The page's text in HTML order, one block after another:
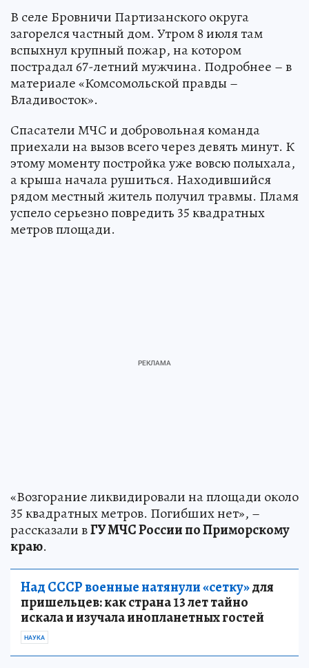
В селе Бровничи Партизанского округа
загорелся частный дом. Утром 8 июля там
вспыхнул крупный пожар, на котором
пострадал 67-летний мужчина. Подробнее – в
материале «Комсомольской правды –
Владивосток».
Спасатели МЧС и добровольная команда
приехали на вызов всего через девять минут. К
этому моменту постройка уже вовсю полыхала,
а крыша начала рушиться. Находившийся
рядом местный житель получил травмы. Пламя
успело серьезно повредить 35 квадратных
метров площади.
«Возгорание ликвидировали на площади около
35 квадратных метров. Погибших нет», –
рассказали вГУ МЧС России по Приморскому
краю.
Над СССР военные натянули «сетку»для
пришельцев: как страна 13 лет тайно
искала и изучала инопланетных гостей
НАУКА